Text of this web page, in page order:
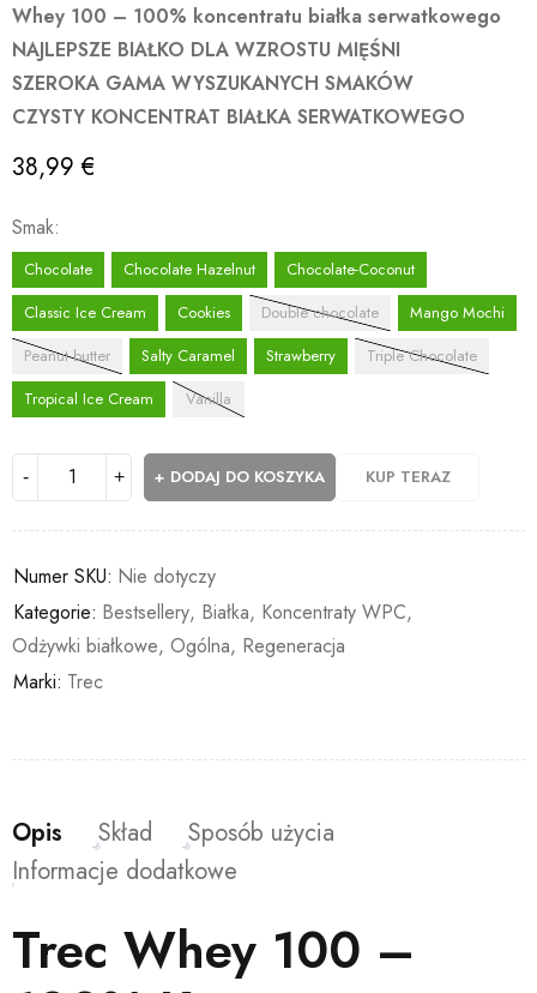
Whey 100 – 100% koncentratu białka serwatkowego
NAJLEPSZE BIAŁKO DLA WZROSTU MIĘŚNI
SZEROKA GAMA WYSZUKANYCH SMAKÓW
CZYSTY KONCENTRAT BIAŁKA SERWATKOWEGO
38,99€
Smak
Chocolate Chocolate Hazelnut
Chocolate-Coconut
Classic Ice Cream
Cookies Double chocolate
Mango Mochi
Peanut butter
Salty Caramel Strawberry
Triple Chocolate
Tropical Ice Cream
Vanilla
DODAJ DO KOSZYKA KUP TERAZ
Numer SKU: Nie dotyczy
Kategorie: Bestsellery, Białka, Koncentraty WPC,
Odżywki białkowe, Ogólna, Regeneracja
Marki: Trec
Opis Skład
Sposób użycia
Informacje dodatkowe
Trec Whey 100 –